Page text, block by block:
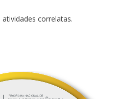
correlatas.